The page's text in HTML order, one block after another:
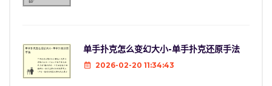
单手扑克怎么变幻大小-单手扑克还原手法
2026-02-20 11:34:43